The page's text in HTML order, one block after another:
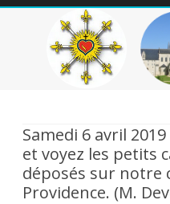
Samedi 6 avril
et voyez les petits
déposés sur notre
Providence. (M.